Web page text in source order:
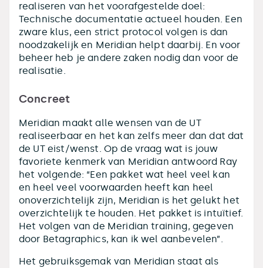
realiseren van het voorafgestelde doel:
Technische documentatie actueel houden. Een
zware klus, een strict protocol volgen is dan
noodzakelijk en Meridian helpt daarbij. En voor
beheer heb je andere zaken nodig dan voor de
realisatie.
Concreet
Meridian maakt alle wensen van de UT
realiseerbaar en het kan zelfs meer dan dat dat
de UT eist/wenst. Op de vraag wat is jouw
favoriete kenmerk van Meridian antwoord Ray
het volgende: “Een pakket wat heel veel kan
en heel veel voorwaarden heeft kan heel
onoverzichtelijk zijn, Meridian is het gelukt het
overzichtelijk te houden. Het pakket is intuïtief.
Het volgen van de Meridian training, gegeven
door Betagraphics, kan ik wel aanbevelen”.
Het gebruiksgemak van Meridian staat als